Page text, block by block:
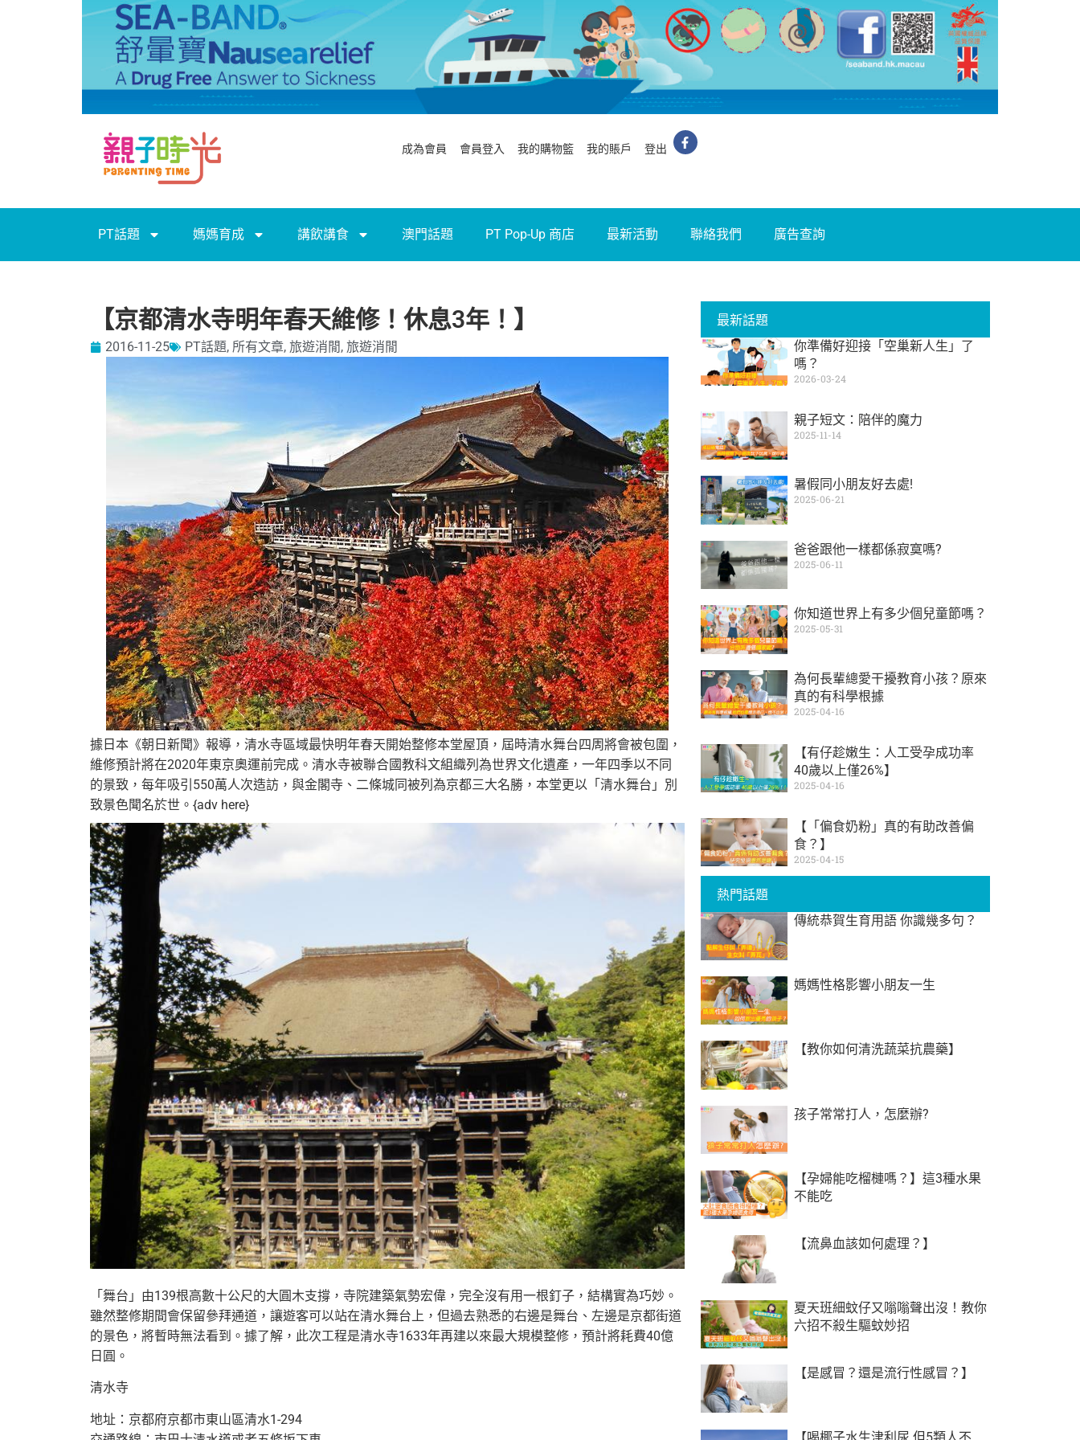
成為會員 會員登入 我的購物籃 我的賬戶 登出
PT話題 媽媽育成 講飲講食 澳門話題 PT Pop-Up 商店 最新活動 聯絡我們 廣告查詢
【京都清水寺明年春天維修！休息3年！】
2016-11-25 PT話題, 所有文章, 旅遊消閒, 旅遊消閒
據日本《朝日新聞》報導，清水寺區域最快明年春天開始整修本堂屋頂，屆時清水舞台四周將會被包圍，
維修預計將在2020年東京奧運前完成。清水寺被聯合國教科文組織列為世界文化遺產，一年四季以不同
的景致，每年吸引550萬人次造訪，與金閣寺、二條城同被列為京都三大名勝，本堂更以「清水舞台」別
致景色聞名於世。{adv here}
「 舞台」由139根高數十公尺的大圓木支撐，寺院建築氣勢宏偉， 完全沒有用一根釘子，結構實為巧妙。
雖然整修期間會保留參拜通道，讓遊客可以站在清水舞台上，但過去熟悉的右邊是舞台、左邊是京都街道
的景色，將暫時無法看到。 據了解，此次工程是清水寺1633年再建以來最大規模整修，預計將耗費40億
日圓。
清水寺
地址：京都府京都市東山區清水1-294
最新話題
你準備好迎接「空巢新人生」了
嗎？
2026-03-24
親子短文：陪伴的魔力
2025-11-14
暑假同小朋友好去處!
2025-06-21
爸爸跟他一樣都係寂寞嗎?
2025-06-11
你知道世界上有多少個兒童節嗎？
2025-05-31
為何長輩總愛干擾教育小孩？原來
真的有科學根據
2025-04-16
【有仔趁嫩生：人工受孕成功率
40歲以上僅26%】
2025-04-16
【「偏食奶粉」真的有助改善偏
食？】
2025-04-15
熱門話題
傳統恭賀生育用語 你識幾多句？
媽媽性格影響小朋友一生
【教你如何清洗蔬菜抗農藥】
孩子常常打人，怎麼辦?
【孕婦能吃榴槤嗎？】這3種水果
不能吃
【流鼻血該如何處理？】
夏天班細蚊仔又嗡嗡聲出沒！教你
六招不殺生驅蚊妙招
【是感冒？還是流行性感冒？】